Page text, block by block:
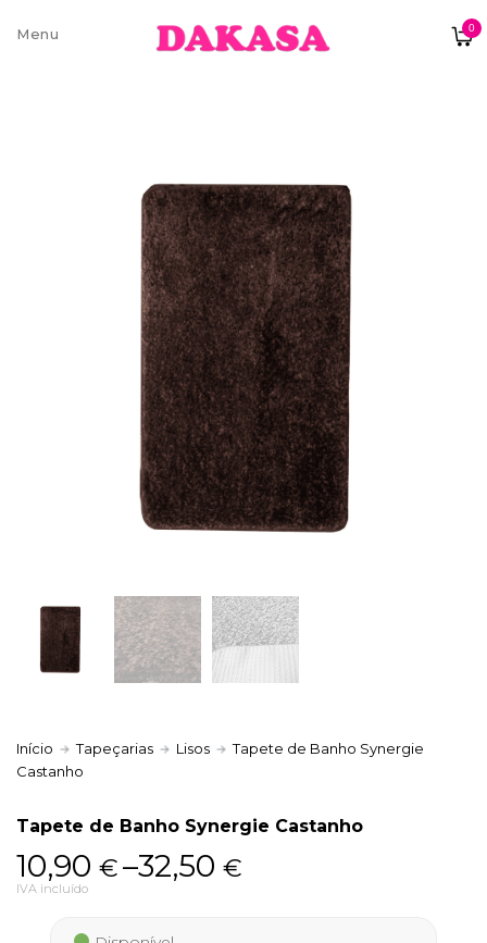
0
Sobre nós
Pagamentos e Envios
Trocas e Devoluções
Termos e condições
Início Tapeçarias Lisos
Tapete de Banho Synergie
Castanho
Tapete de Banho Synergie Castanho
10,90 €–32,50€
Price
range:
10,90 €
IVA incluído